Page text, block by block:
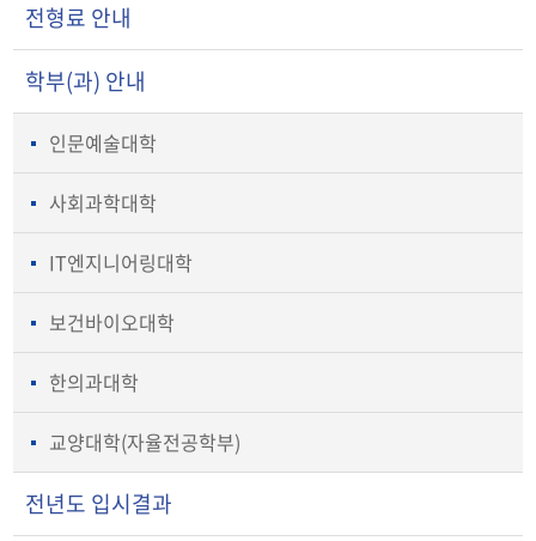
전형료 안내
학부(과) 안내
인문예술대학
사회과학대학
IT엔지니어링대학
보건바이오대학
한의과대학
교양대학(자율전공학부)
전년도 입시결과